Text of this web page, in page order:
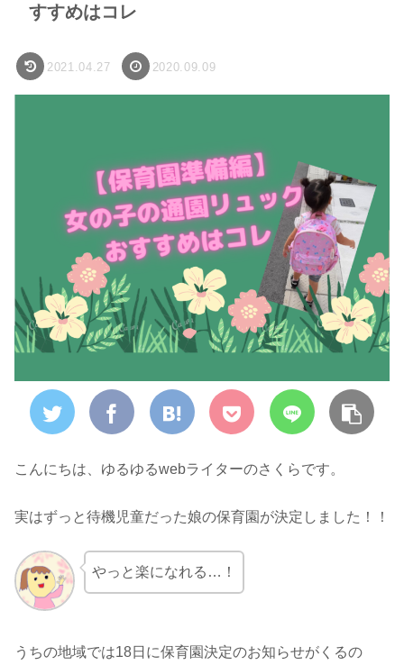
すすめはコレ
2021.04.27 2020.09.09
こんにちは、ゆるゆるwebライターのさくらです。
実はずっと待機児童だった娘の保育園が決定しました！！
やっと楽になれる…！
うちの地域では18日に保育園決定のお知らせがくるの